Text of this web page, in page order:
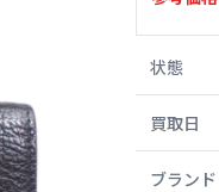
状態
買取日
ブランド